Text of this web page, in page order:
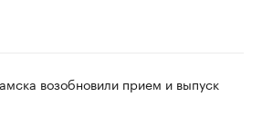
возобновили прием и выпуск